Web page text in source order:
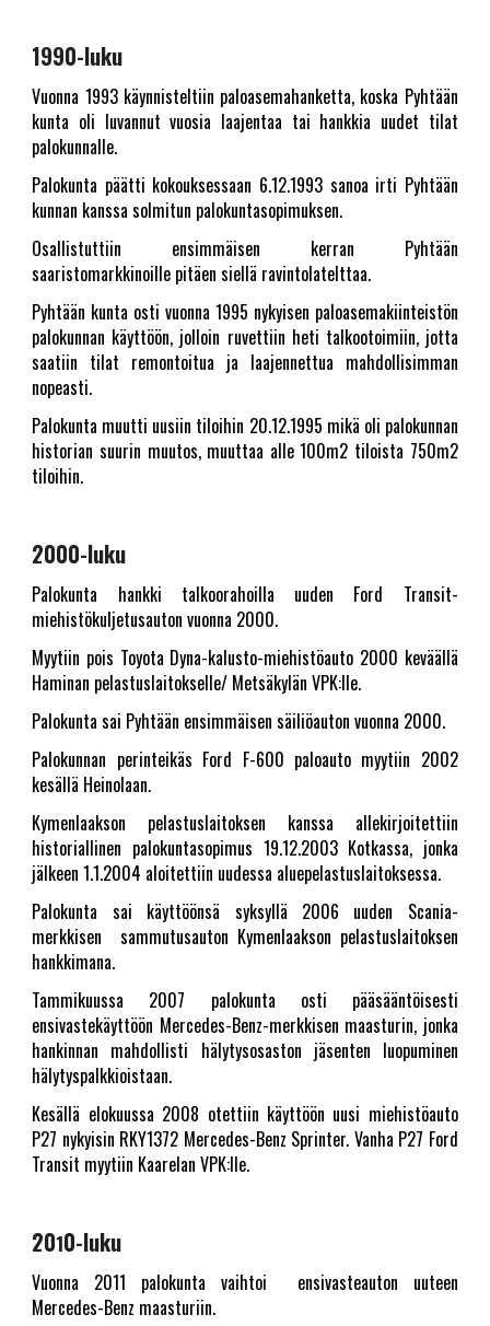
1990-luku
Vuonna 1993 käynnisteltiin paloasemahanketta, koska Pyhtään
kunta oli luvannut vuosia laajentaa tai hankkia uudet tilat
palokunnalle.
Palokunta päätti kokouksessaan 6.12.1993 sanoa irti Pyhtään
kunnan kanssa solmitun palokuntasopimuksen.
Osallistuttiin ensimmäisen kerran Pyhtään
saaristomarkkinoille pitäen siellä ravintolatelttaa.
Pyhtään kunta osti vuonna 1995 nykyisen paloasemakiinteistön
palokunnan käyttöön, jolloin ruvettiin heti talkootoimiin, jotta
saatiin tilat remontoitua ja laajennettua mahdollisimman
nopeasti.
Palokunta muutti uusiin tiloihin 20.12.1995 mikä oli palokunnan
historian suurin muutos, muuttaa alle 100m2 tiloista 750m2
tiloihin.
2000-luku
Palokunta hankki talkoorahoilla uuden Ford Transit-
miehistökuljetusauton vuonna 2000.
Myytiin pois Toyota Dyna-kalusto-miehistöauto 2000 keväällä
Haminan pelastuslaitokselle/ Metsäkylän VPK:lle.
Palokunta sai Pyhtään ensimmäisen säiliöauton vuonna 2000.
Palokunnan perinteikäs Ford F-600 paloauto myytiin 2002
kesällä Heinolaan.
Kymenlaakson pelastuslaitoksen kanssa allekirjoitettiin
historiallinen palokuntasopimus 19.12.2003 Kotkassa, jonka
jälkeen 1.1.2004 aloitettiin uudessa aluepelastuslaitoksessa.
Palokunta sai käyttöönsä syksyllä 2006 uuden Scania-
merkkisen sammutusauton Kymenlaakson pelastuslaitoksen
hankkimana.
Tammikuussa 2007 palokunta osti pääsääntöisesti
ensivastekäyttöön Mercedes-Benz-merkkisen maasturin, jonka
hankinnan mahdollisti hälytysosaston jäsenten luopuminen
hälytyspalkkioistaan.
Kesällä elokuussa 2008 otettiin käyttöön uusi miehistöauto
P27 nykyisin RKY1372 Mercedes-Benz Sprinter. Vanha P27 Ford
Transit myytiin Kaarelan VPK:lle.
2010-luku
Vuonna 2011 palokunta vaihtoi ensivasteauton uuteen
Mercedes-Benz maasturiin.